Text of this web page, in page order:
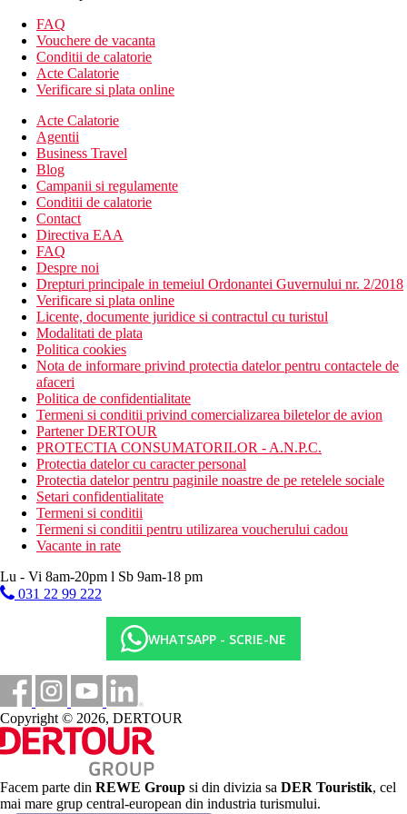
Hotelul dispune de:
328 de camere
7 etaje
3 lifturi
restaurant à la carte Orangerie
bar
sala video/TV
salon de infrumusetare
sala de conferinte
Bar african la piscina
piscina mare (cu aer conditionat/incalzire disponibila)
terase la soare
sezlonguri, saltele, umbrele de soare si prosoape gratuite
piscina pentru copii (aer conditionat/incalzire disponibila)
loc de joaca
servicii de babysitting contra cost (la cerere)
patut gratuit (la cerere)
Wifi gratuit
Descrierea plajei
plaja cu nisip
sezlonguri si umbrele de soare contra cost.
Activitati sportive gratuite
fitness
tenis de masa
darts
tir cu arcul
sah
Activitati sportive contra cost
Mic dejun, mini bufet (06:15–08:00) si bufet in gradina
(de 3 ori pe saptamana cu gratar).
All Inclusive Premium include mic dejun, pranz si cina tip
bufet, gustari usoare pe parcursul zilei. Bauturi alcoolice
sinon-alcoolice nelimitate dintr-un pachet premium all
inclusive selectat in timpul programului de functionare al
barurilor si restaurantelor.
Categoria oficiala
FAQ
Vouchere de vacanta
Conditii de calatorie
Acte Calatorie
Verificare si plata online
Acte Calatorie
Agentii
Business Travel
Blog
Campanii si regulamente
Conditii de calatorie
Contact
Directiva EAA
FAQ
Despre noi
Drepturi principale in temeiul Ordonantei Guvernului nr. 2/2018
Verificare si plata online
Licente, documente juridice si contractul cu turistul
Modalitati de plata
Politica cookies
Nota de informare privind protectia datelor pentru contactele de
afaceri
Politica de confidentialitate
Termeni si conditii privind comercializarea biletelor de avion
Partener DERTOUR
PROTECTIA CONSUMATORILOR - A.N.P.C.
Protectia datelor cu caracter personal
Protectia datelor pentru paginile noastre de pe retelele sociale
Setari confidentialitate
Termeni si conditii
Termeni si conditii pentru utilizarea voucherului cadou
Vacante in rate
Lu - Vi 8am-20pm l Sb 9am-18 pm
031 22 99 222
WHATSAPP - SCRIE-NE
Copyright © 2026, DERTOUR
Facem parte din REWE Group si din divizia sa DER Touristik, cel
mai mare grup central-european din industria turismului.